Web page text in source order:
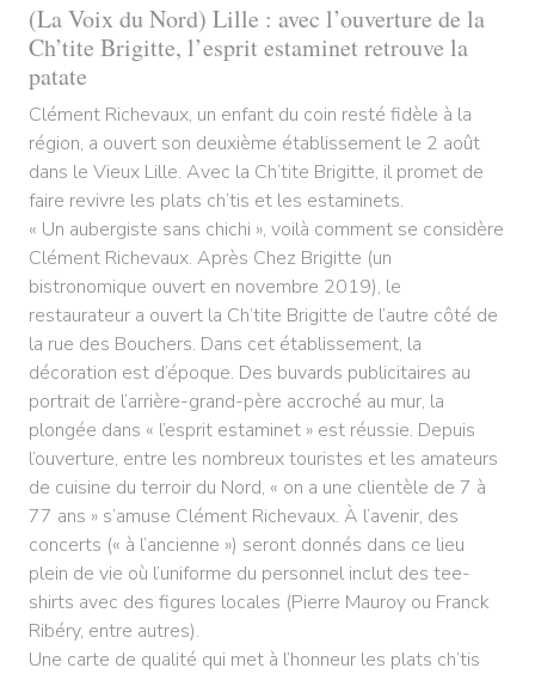
(La Voix du Nord) Lille : avec l’ouverture de la
Ch’tite Brigitte, l’esprit estaminet retrouve la
patate
Clément Richevaux, un enfant du coin resté fidèle à la
région, a ouvert son deuxième établissement le 2 août
dans le Vieux Lille. Avec la Ch’tite Brigitte, il promet de
faire revivre les plats ch’tis et les estaminets.
« Un aubergiste sans chichi », voilà comment se considère
Clément Richevaux. Après Chez Brigitte (un
bistronomique ouvert en novembre 2019), le
restaurateur a ouvert la Ch’tite Brigitte de l’autre côté de
la rue des Bouchers. Dans cet établissement, la
décoration est d’époque. Des buvards publicitaires au
portrait de l’arrière-grand-père accroché au mur, la
plongée dans « l’esprit estaminet » est réussie. Depuis
l’ouverture, entre les nombreux touristes et les amateurs
de cuisine du terroir du Nord, « on a une clientèle de 7 à
77 ans » s’amuse Clément Richevaux. À l’avenir, des
concerts (« à l’ancienne ») seront donnés dans ce lieu
plein de vie où l’uniforme du personnel inclut des tee-
shirts avec des figures locales (Pierre Mauroy ou Franck
Ribéry, entre autres).
Une carte de qualité qui met à l’honneur les plats ch’tis